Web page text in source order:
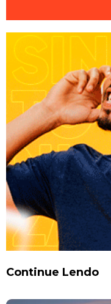
Continue Lendo